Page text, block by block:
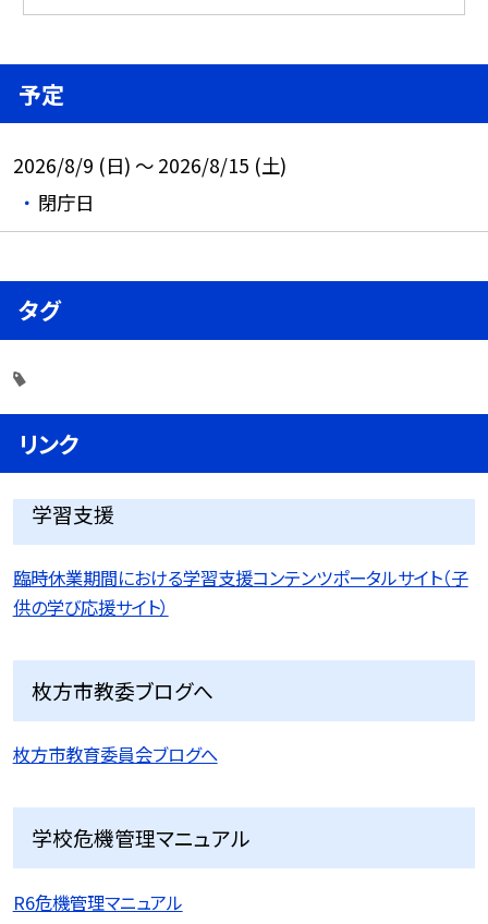
予定
2026/8/9 (日) ～ 2026/8/15 (土)
閉庁日
タグ
リンク
学習支援
臨時休業期間における学習支援コンテンツポータルサイト（子
供の学び応援サイト）
枚方市教委ブログへ
枚方市教育委員会ブログへ
学校危機管理マニュアル
R6危機管理マニュアル